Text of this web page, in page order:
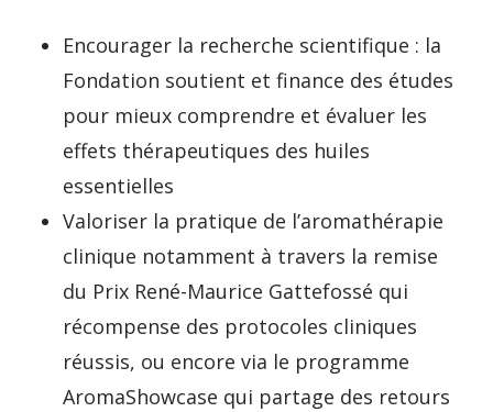
Encourager la recherche scientifique : la
Fondation soutient et finance des études
pour mieux comprendre et évaluer les
effets thérapeutiques des huiles
essentielles
Valoriser la pratique de l’aromathérapie
clinique notamment à travers la remise
du Prix René-Maurice Gattefossé qui
récompense des protocoles cliniques
réussis, ou encore via le programme
AromaShowcase qui partage des retours